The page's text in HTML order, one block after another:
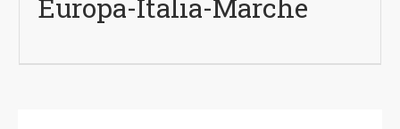
Europa-Italia-Marche